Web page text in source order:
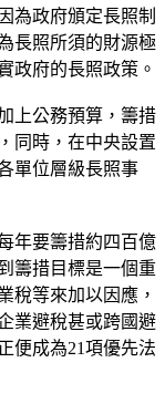
為政府頒定長照制
長照所須的財源極
政府的長照政策。
上公務預算，籌措
同時，在中央設置
單位層級長照事
年要籌措約四百億
籌措目標是一個重
稅等來加以因應，
業避稅甚或跨國避
便成為21項優先法